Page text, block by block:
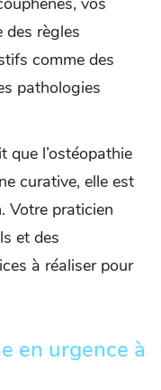
des règles
comme des
pathologies
que l’ostéopathie
curative, elle est
Votre praticien
et des
à réaliser pour
en urgence à